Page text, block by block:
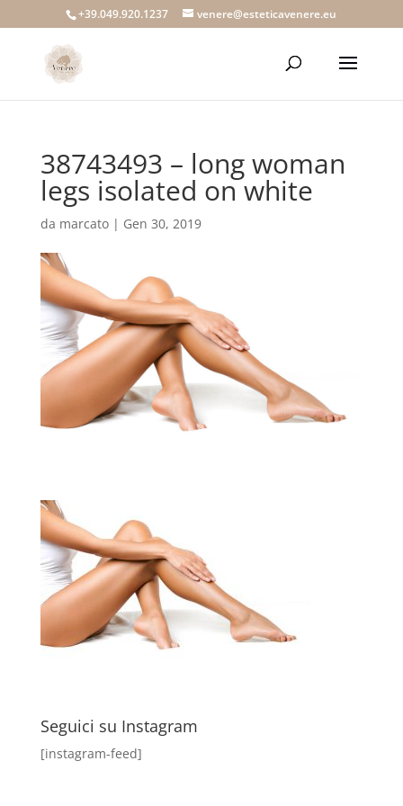
+39.049.920.1237 venere@esteticavenere.eu
38743493 – long woman
legs isolated on white
da marcato| Gen 30, 2019
Seguici su Instagram
[instagram-feed]